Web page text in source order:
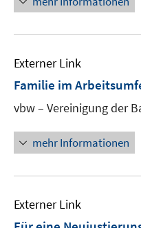
Externer Link
Familie im
vbw – Vereinigung der
mehr Informationen
Externer Link